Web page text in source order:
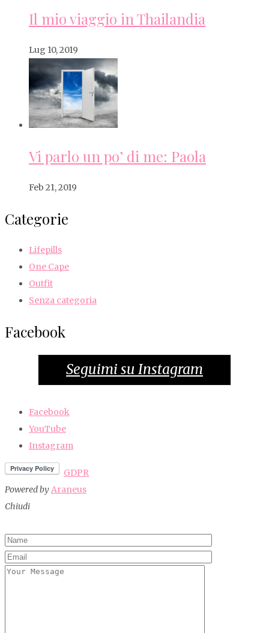
Il mio viaggio in Thailandia
Lug 10, 2019
Vi parlo un po’ di me: Paola
Feb 21, 2019
Categorie
Lifepills
One Cape
Outfit
Senza categoria
Facebook
Seguimi su Instagram
Facebook
YouTube
Instagram
GDPR
Powered byAraneus
Chiudi